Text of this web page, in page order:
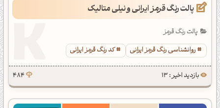
پالت رنگ قرمز ایرانی و نیلی متالیک
پالت رنگ قرمز
روانشناسی رنگ قرمز ایرانی
کد رنگ قرمز ایرانی
بازدید اخیر : 13 484